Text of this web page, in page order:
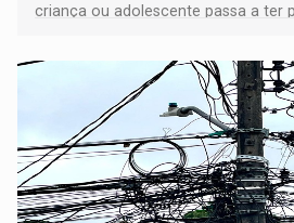
criança ou adolescente passa a ter